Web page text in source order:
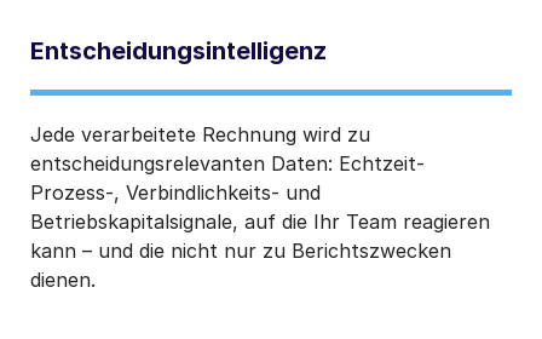
Entscheidungsintelligenz
Jede verarbeitete Rechnung wird zu
entscheidungsrelevanten Daten: Echtzeit-
Prozess-, Verbindlichkeits- und
Betriebskapitalsignale, auf die Ihr Team reagieren
kann – und die nicht nur zu Berichtszwecken
dienen.